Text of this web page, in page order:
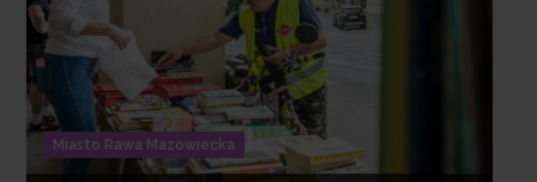
Miasto Rawa Mazowiecka